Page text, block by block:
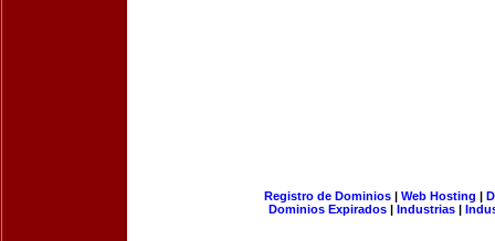
Registro de Dominios| Web Hosting |
Dominios Expirados | Industrias |